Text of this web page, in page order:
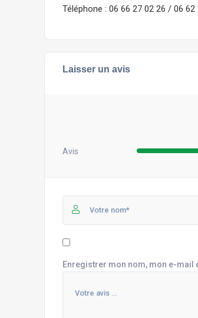
Téléphone : 06 66 27 02 26 / 06 62
Laisser un avis
Avis
Enregistrer mon nom, mon e-mail